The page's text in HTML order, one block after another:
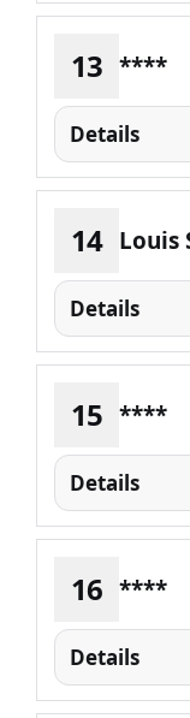
13 ****
Details
14 Louis
Details
15 ****
Details
16 ****
Details